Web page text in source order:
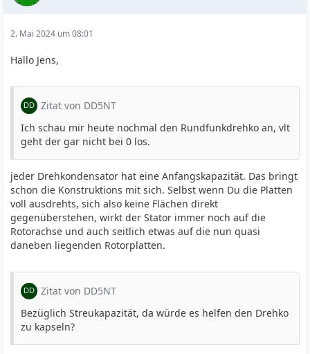
2. Mai 2024 um 08:01
Hallo Jens,
Zitat von DD5NT
Ich schau mir heute nochmal den Rundfunkdrehko an, vlt
geht der gar nicht bei 0 los.
jeder Drehkondensator hat eine Anfangskapazität. Das bringt
schon die Konstruktions mit sich. Selbst wenn Du die Platten
voll ausdrehts, sich also keine Flächen direkt
gegenüberstehen, wirkt der Stator immer noch auf die
Rotorachse und auch seitlich etwas auf die nun quasi
daneben liegenden Rotorplatten.
Zitat von DD5NT
Bezüglich Streukapazität, da würde es helfen den Drehko
zu kapseln?